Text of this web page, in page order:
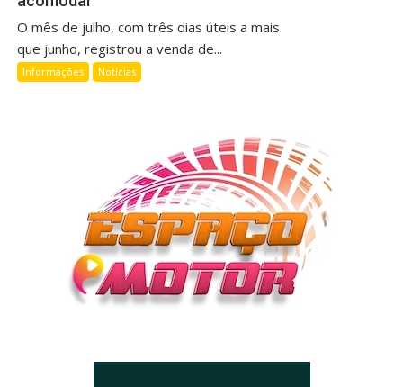
O mês de julho, com três dias úteis a mais
que junho, registrou a venda de...
Informações Notícias